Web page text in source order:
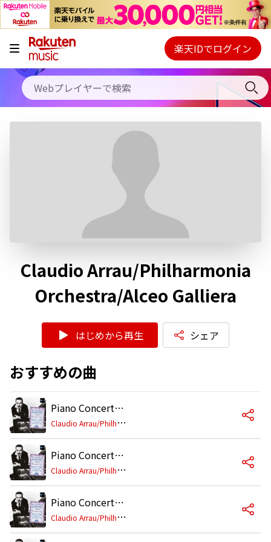
キャンペーン
料金プラン
使い方
Webプレイヤー
ご契約内容の確認・変更
楽天IDでログイン
Claudio Arrau/Philharmonia
Orchestra/Alceo Galliera
はじめから再生 シェア
おすすめの曲
Piano Concerto No. 1 in C Major, Op. 15: I. Allegro con brio
C
laudio Arrau/Philharmonia Orchestra/Alceo Galliera
Piano Concerto No. 1 in C Major, Op. 15: II. Largo
C
laudio Arrau/Philharmonia Orchestra/Alceo Galliera
Piano Concerto No. 1 in C Major, Op. 15: III. Rondo. Allegro scherzando
C
laudio Arrau/Philharmonia Orchestra/Alceo Galliera